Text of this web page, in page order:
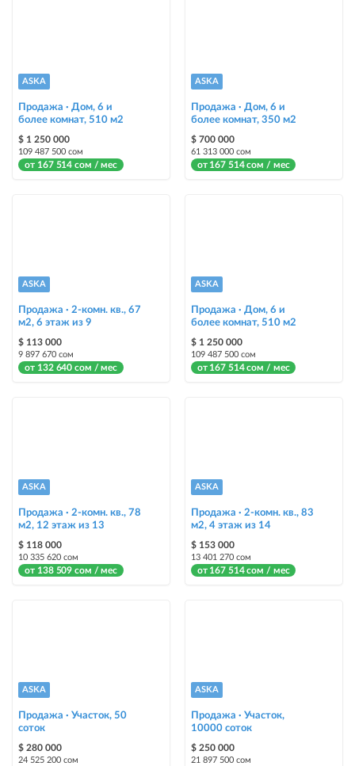
Instagram Промо
размещение объявления на Instagram аккаунте @house_kg и на
Telegram канале + платное продвижение на Instagram
Выделить цветом
выделение объявления цветом среди других объявлений
«Срочно»
Стикеры
Яркие стикеры с опциями, выделят ваш объект среди остальных и
помогут продать быстрее
ASKA
Продажа · Дом, 6 и
более комнат, 510 м2
$ 1 250 000
109 487 500 сом
от 167 514 сом / мес
ASKA
Продажа · Дом, 6 и
более комнат, 350 м2
$ 700 000
61 313 000 сом
от 167 514 сом / мес
ASKA
Продажа · 2-комн. кв., 67
м2, 6 этаж из 9
$ 113 000
9 897 670 сом
от 132 640 сом / мес
ASKA
Продажа · Дом, 6 и
более комнат, 510 м2
$ 1 250 000
109 487 500 сом
от 167 514 сом / мес
ASKA
Продажа · 2-комн. кв., 78
м2, 12 этаж из 13
$ 118 000
10 335 620 сом
от 138 509 сом / мес
ASKA
Продажа · 2-комн. кв., 83
м2, 4 этаж из 14
$ 153 000
13 401 270 сом
от 167 514 сом / мес
ASKA
Продажа · Участок, 50
соток
$ 280 000
24 525 200 сом
ASKA
Продажа · Участок,
10000 соток
$ 250 000
21 897 500 сом